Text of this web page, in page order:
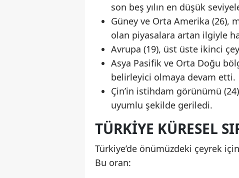
son beş yılın en düşük
Güney ve Orta Amerika (26),
olan piyasalara artan ilgiyle
Avrupa (19), üst üste ikinci
Asya Pasifik ve Orta Doğu
belirleyici olmaya devam etti.
Çin’in istihdam görünümü
uyumlu şekilde geriledi.
TÜRKIYE KÜRESEL
Türkiye’de önümüzdeki çeyrek
Bu oran: